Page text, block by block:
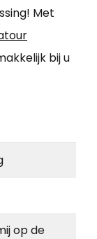
Met
bij u
op de